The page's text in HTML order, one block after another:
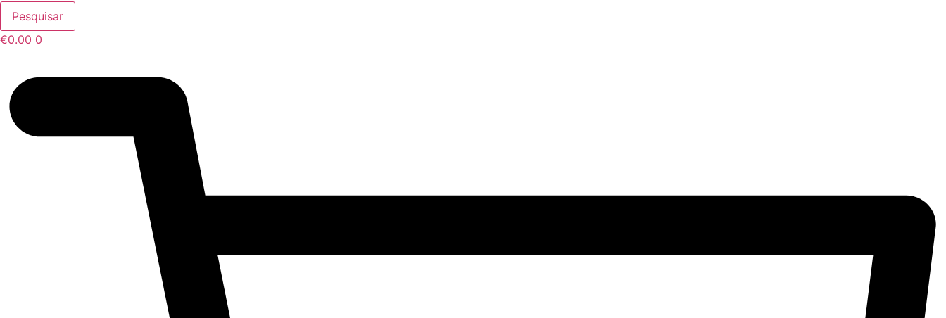
Pesquisar
€0.00 0